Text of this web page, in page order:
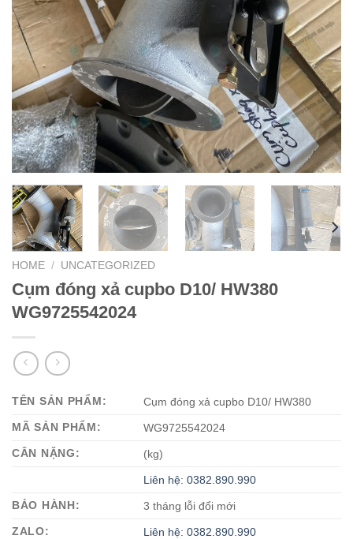
HOME / UNCATEGORIZED
Cụm đóng xả cupbo D10/ HW380
WG9725542024
TÊN SẢN PHẨM:
Cụm đóng xả cupbo D10/ HW380
MÃ SẢN PHẨM:
WG9725542024
CÂN NẶNG:
(kg)
Liên hệ: 0382.890.990
BẢO HÀNH:
3 tháng lỗi đổi mới
ZALO:
Liên hệ: 0382.890.990